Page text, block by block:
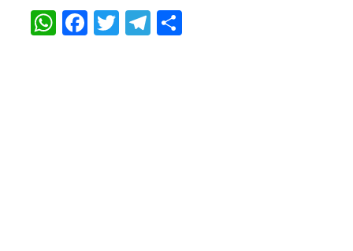
WhatsApp
Facebook
TwitterTelegram